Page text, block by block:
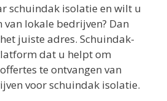
schuindak isolatie en wilt u
lokale bedrijven? Dan
juiste adres. Schuindak-
dat u helpt om
te ontvangen van
voor schuindak isolatie.